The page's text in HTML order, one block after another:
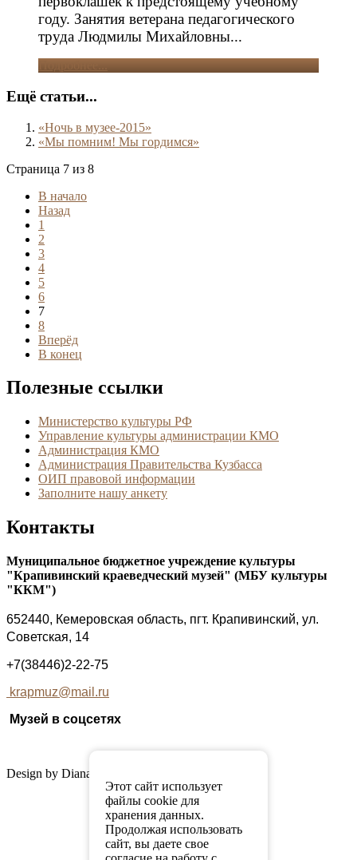
году. Занятия ветерана педагогического
труда Людмилы Михайловны...
Подробнее...
Ещё статьи...
«Ночь в музее-2015»
«Мы помним! Мы гордимся»
Страница 7 из 8
В начало
Назад
1
2
3
4
5
6
7
8
Вперёд
В конец
Полезные ссылки
Министерство культуры РФ
Управление культуры администрации КМО
Администрация КМО
Администрация Правительства Кузбасса
ОИП правовой информации
Заполните нашу анкету
Контакты
Муниципальное бюджетное учреждение культуры
"Крапивинский краеведческий музей" (МБУ культуры
"ККМ")
652440, Кемеровская область, пгт. Крапивинский, ул.
Советская, 14
+7(38446)2-22-75
krapmuz@mail.ru
Музей в соцсетях
Design by Diana Mordowa
Этот сайт использует
файлы cookie для
хранения данных.
Продолжая использовать
сайт, вы даете свое